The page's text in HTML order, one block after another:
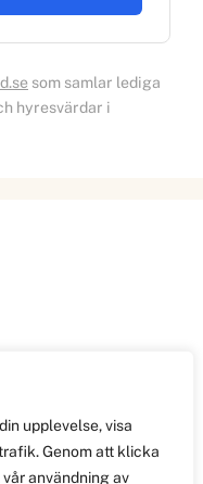
upplevelse, visa
Genom att klicka
användning av
som samlar lediga
hyresvärdar i